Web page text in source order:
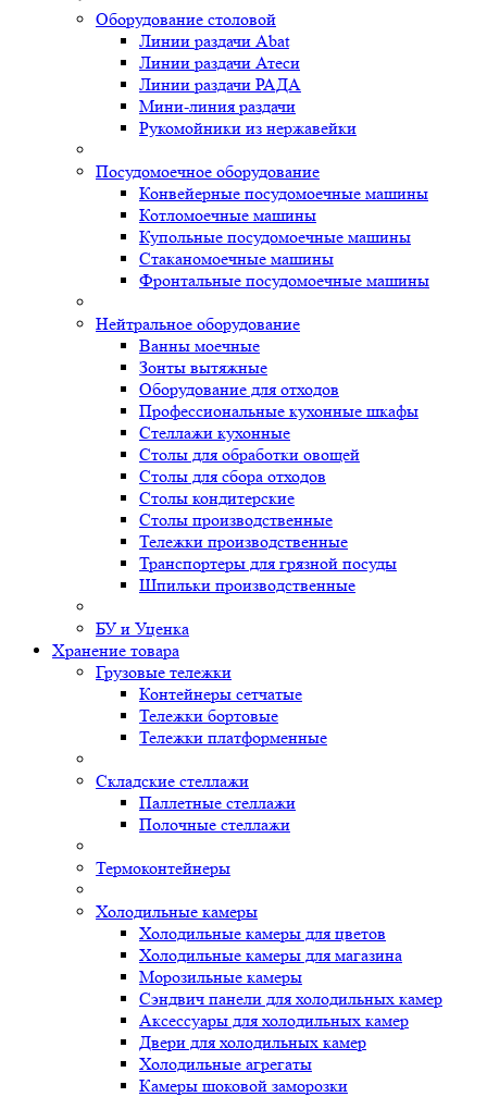
Оборудование столовой
Линии раздачи Abat
Линии раздачи Атеси
Линии раздачи РАДА
Мини-линия раздачи
Рукомойники из нержавейки
Посудомоечное оборудование
Конвейерные посудомоечные машины
Котломоечные машины
Купольные посудомоечные машины
Стаканомоечные машины
Фронтальные посудомоечные машины
Нейтральное оборудование
Ванны моечные
Зонты вытяжные
Оборудование для отходов
Профессиональные кухонные шкафы
Стеллажи кухонные
Столы для обработки овощей
Столы для сбора отходов
Столы кондитерские
Столы производственные
Тележки производственные
Транспортеры для грязной посуды
Шпильки производственные
БУ и Уценка
Хранение товара
Грузовые тележки
Контейнеры сетчатые
Тележки бортовые
Тележки платформенные
Складские стеллажи
Паллетные стеллажи
Полочные стеллажи
Термоконтейнеры
Холодильные камеры
Холодильные камеры для цветов
Холодильные камеры для магазина
Морозильные камеры
Сэндвич панели для холодильных камер
Аксессуары для холодильных камер
Двери для холодильных камер
Холодильные агрегаты
Камеры шоковой заморозки